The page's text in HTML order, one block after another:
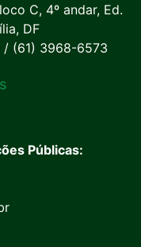
C, 4º andar, Ed.
DF
(61) 3968-6573
Públicas: